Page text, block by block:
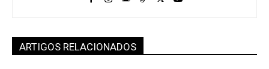
ARTIGOS RELACIONADOS